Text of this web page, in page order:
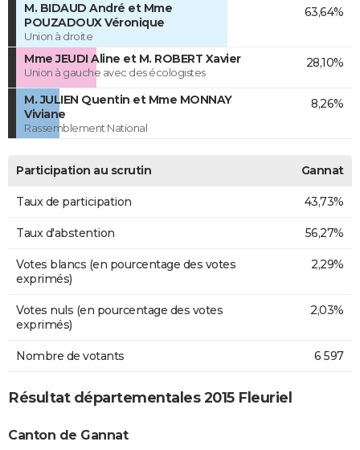
M. BIDAUD André et Mme
POUZADOUX Véronique
Union à droite
63,64%
Mme JEUDI Aline et M. ROBERT Xavier
Union à gauche avec des écologistes
28,10%
M. JULIEN Quentin et Mme MONNAY
Viviane
Rassemblement National
8,26%
Participation au scrutin Gannat
Taux de participation 43,73%
Taux d'abstention 56,27%
Votes blancs (en pourcentage des votes
exprimés)
2,29%
Votes nuls (en pourcentage des votes
exprimés)
2,03%
Nombre de votants 6 597
Résultat départementales 2015 Fleuriel
Canton de Gannat